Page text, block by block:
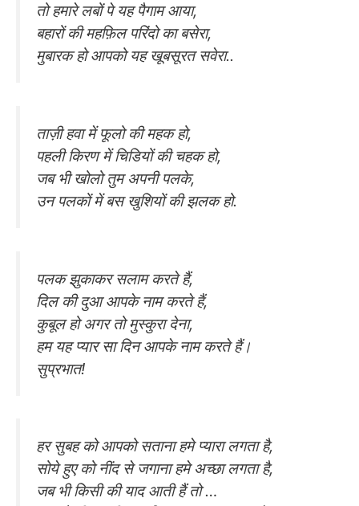
तो हमारे लबों पे यह पैगाम आया,
बहारों की महफ़िल परिंदो का बसेरा,
मुबारक हो आपको यह खूबसूरत सवेरा..
ताज़ी हवा में फूलो की महक हो,
पहली किरण में चिडियों की चहक हो,
जब भी खोलो तुम अपनी पलके,
उन पलकों में बस खुशियों की झलक हो.
पलक झुकाकर सलाम करते हैं,
दिल की दुआ आपके नाम करते हैं,
कुबूल हो अगर तो मुस्कुरा देना,
हम यह प्यार सा दिन आपके नाम करते हैं।
सुप्रभात!
हर सुबह को आपको सताना हमे प्यारा लगता है,
सोये हुए को नींद से जगाना हमे अच्छा लगता है,
जब भी किसी की याद आती हैं तो …